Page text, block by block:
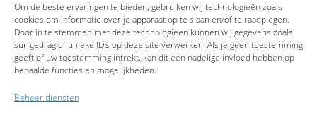
Om de beste ervaringen te bieden, gebruiken wij technologieën zoals
cookies om informatie over je apparaat op te slaan en/of te raadplegen.
Door in te stemmen met deze technologieën kunnen wij gegevens zoals
surfgedrag of unieke ID's op deze site verwerken. Als je geen toestemming
geeft of uw toestemming intrekt, kan dit een nadelige invloed hebben op
bepaalde functies en mogelijkheden.
Beheer diensten